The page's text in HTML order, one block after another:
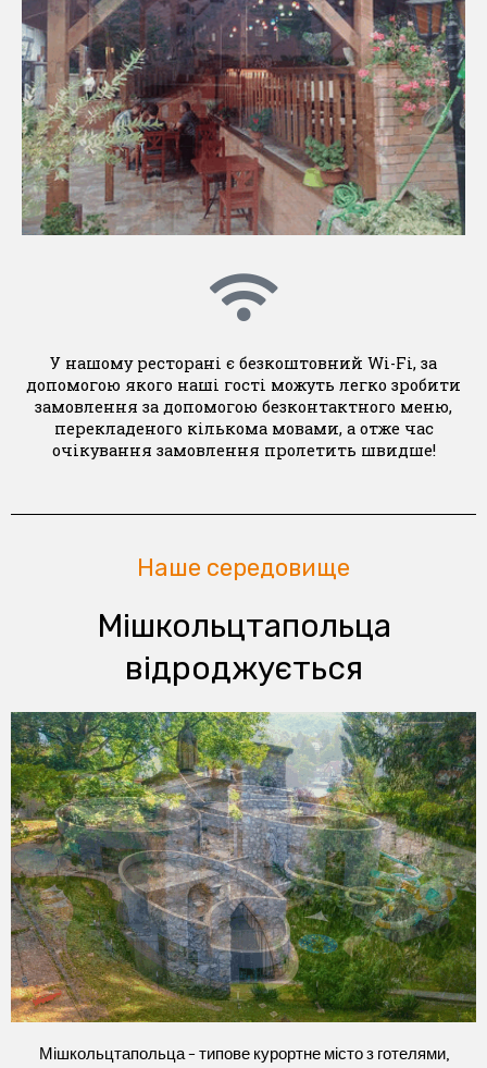
У нашому ресторані є безкоштовний Wi-Fi, за
допомогою якого наші гості можуть легко зробити
замовлення за допомогою безконтактного меню,
перекладеного кількома мовами, а отже час
очікування замовлення пролетить швидше!
Наше середовище
Мішкольцтапольца
відроджується
Мішкольцтапольца – типове курортне місто з готелями,